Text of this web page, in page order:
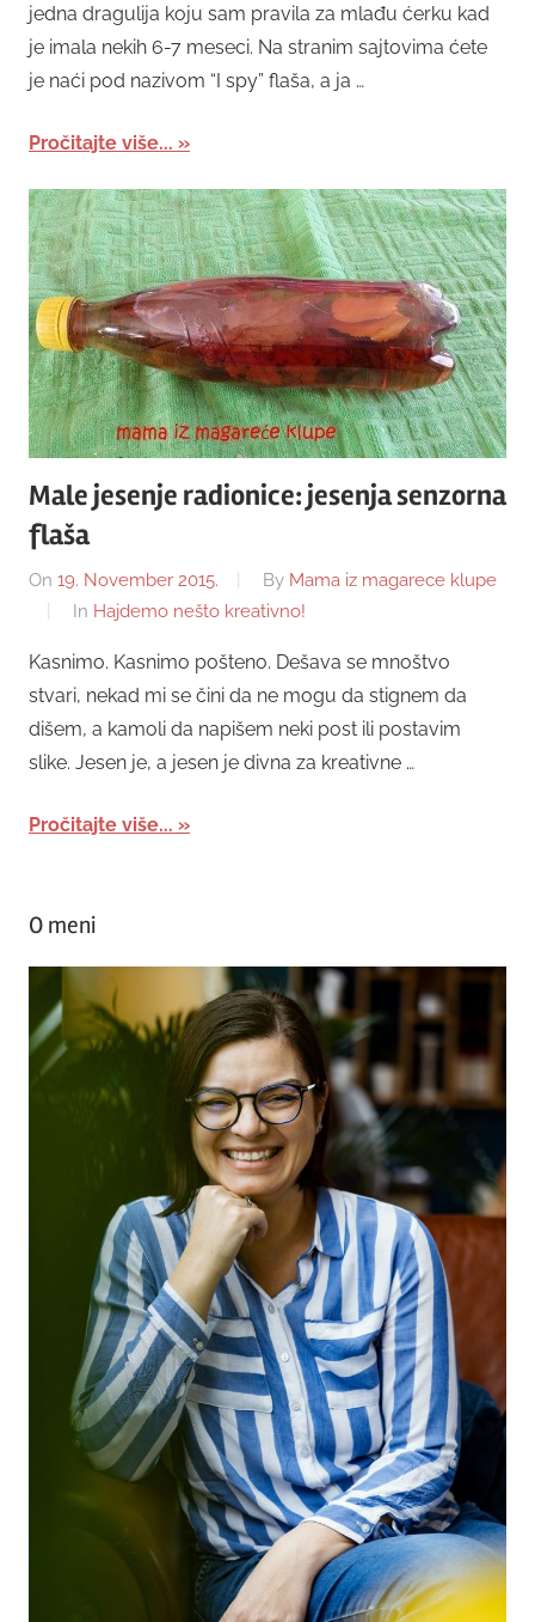
jedna dragulija koju sam pravila za mlađu ćerku kad
je imala nekih 6-7 meseci. Na stranim sajtovima ćete
je naći pod nazivom “I spy” flaša, a ja …
Pročitajte više...
Male jesenje radionice: jesenja senzorna
flaša
On 19. November 2015. By Mama iz magarece klupe
In Hajdemo nešto kreativno!
Kasnimo. Kasnimo pošteno. Dešava se mnoštvo
stvari, nekad mi se čini da ne mogu da stignem da
dišem, a kamoli da napišem neki post ili postavim
slike. Jesen je, a jesen je divna za kreativne …
Pročitajte više...
O meni